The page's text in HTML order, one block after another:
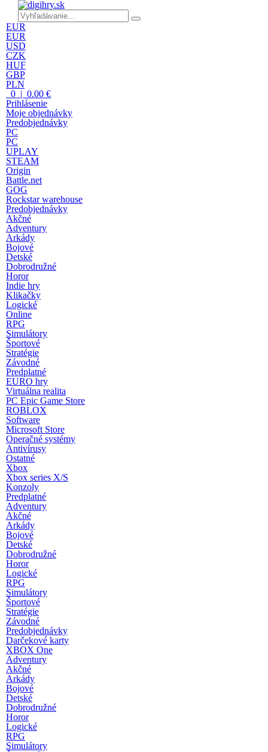
EUR
EUR
USD
CZK
HUF
GBP
PLN
0 | 0.00 €
Prihlásenie
Moje objednávky
Predobjednávky
PC
PC
UPLAY
STEAM
Origin
Battle.net
GOG
Rockstar warehouse
Predobjednávky
Akčné
Adventury
Arkády
Bojové
Detské
Dobrodružné
Horor
Indie hry
Klikačky
Logické
Online
RPG
Simulátory
Športové
Stratégie
Závodné
Predplatné
EURO hry
Virtuálna realita
PC Epic Game Store
ROBLOX
Software
Microsoft Store
Operačné systémy
Antivírusy
Ostatné
Xbox
Xbox series X/S
Konzoly
Predplatné
Adventury
Akčné
Arkády
Bojové
Detské
Dobrodružné
Horor
Logické
RPG
Simulátory
Športové
Stratégie
Závodné
Predobjednávky
Darčekové karty
XBOX One
Adventury
Akčné
Arkády
Bojové
Detské
Dobrodružné
Horor
Logické
RPG
Simulátory